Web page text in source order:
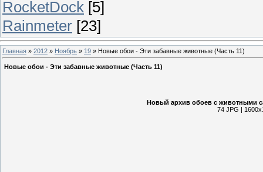
RocketDock [5]
Rainmeter [23]
Главная » 2012 » Ноябрь » 19 » Новые обои - Эти забавные животные (Часть 11)
Новые обои - Эти забавные животные (Часть 11)
Новый архив обоев с животными
74 JPG |